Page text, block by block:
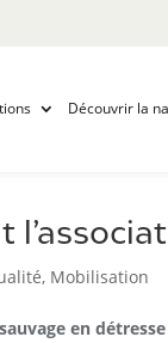
Découvrir la
, Mobilisation
en